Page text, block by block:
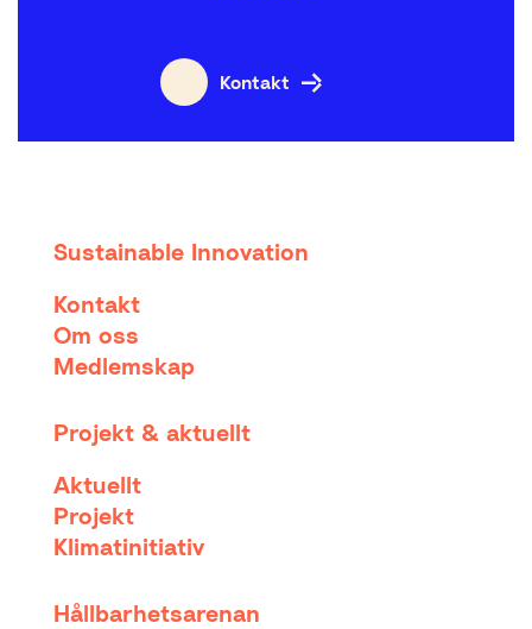
Kontakt
Sustainable Innovation
Kontakt
Om oss
Medlemskap
Projekt & aktuellt
Aktuellt
Projekt
Klimatinitiativ
Hållbarhetsarenan